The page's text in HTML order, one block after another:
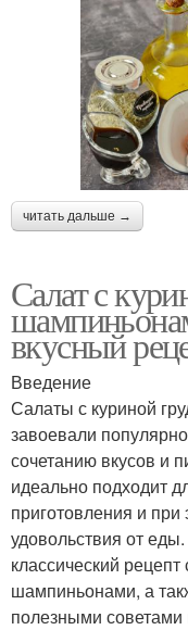
читать дальше →
Салат с
вкусный
Введение
Салаты с куриной
завоевали
сочетанию вкусов и
идеально подходит
приготовления и при
удовольствия от
классический рецепт
шампиньонами, а
полезными